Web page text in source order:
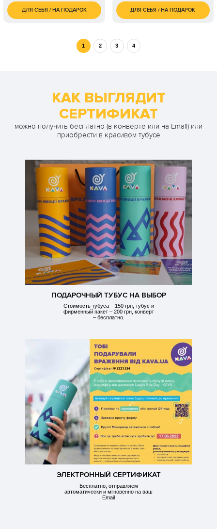
1 450
грн
ДЛЯ СЕБЯ / НА ПОДАРОК
грн
ДЛЯ СЕБЯ / НА ПОДАРОК
1 2 3 4
КАК ВЫГЛЯДИТ
СЕРТИФИКАТ
можно получить бесплатно (в конверте или на Email) или
приобрести в красивом тубусе
ПОДАРОЧНЫЙ ТУБУС НА ВЫБОР
Стоимость тубуса – 150 грн, тубус и
фирменный пакет – 200 грн, конверт
– бесплатно.
ЭЛЕКТРОННЫЙ СЕРТИФИКАТ
Бесплатно, отправляем
автоматически и мгновенно на ваш
Email